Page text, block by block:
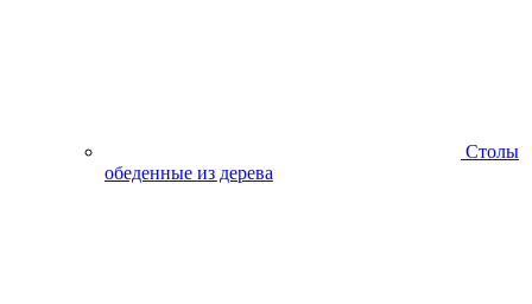
Столы
обеденные из дерева